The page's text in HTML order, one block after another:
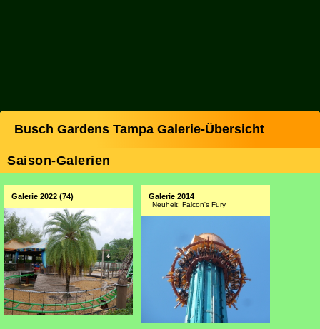
Busch Gardens Tampa Galerie-Übersicht
Saison-Galerien
Galerie 2022 (74) Galerie 2014
Neuheit: Falcon's Fury